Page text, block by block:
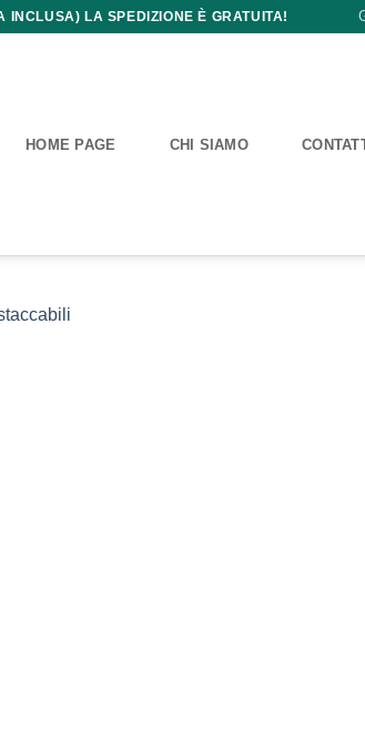
INCLUSA) LA SPEDIZIONE È GRATUITA!
HOME PAGE CHI SIAMO